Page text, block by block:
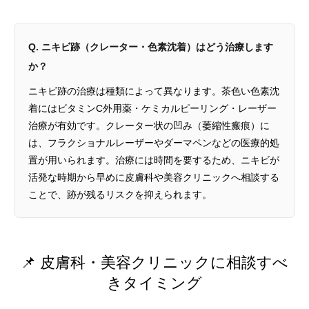
Q. ニキビ跡（クレーター・色素沈着）はどう治療します
か？
ニキビ跡の治療は種類によって異なります。茶色い色素沈
着にはビタミンC外用薬・ケミカルピーリング・レーザー
治療が有効です。クレーター状の凹み（萎縮性瘢痕）に
は、フラクショナルレーザーやダーマペンなどの医療的処
置が用いられます。治療には時間を要するため、ニキビが
活発な時期から早めに皮膚科や美容クリニックへ相談する
ことで、跡が残るリスクを抑えられます。
📌 皮膚科・美容クリニックに相談すべ
きタイミング